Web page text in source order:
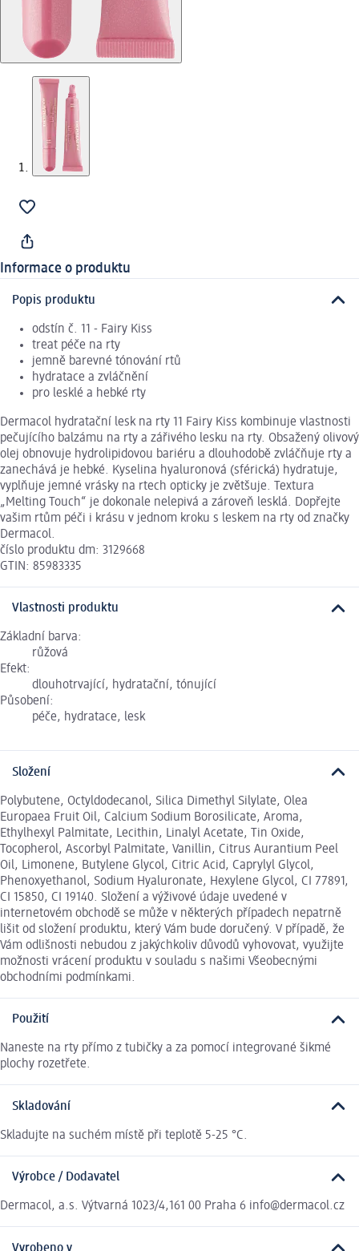
Informace o produktu
Popis produktu
odstín č. 11 - Fairy Kiss
treat péče na rty
jemně barevné tónování rtů
hydratace a zvláčnění
pro lesklé a hebké rty
Dermacol hydratační lesk na rty 11 Fairy Kiss kombinuje vlastnosti
pečujícího balzámu na rty a zářivého lesku na rty. Obsažený olivový
olej obnovuje hydrolipidovou bariéru a dlouhodobě zvláčňuje rty a
zanechává je hebké. Kyselina hyaluronová (sférická) hydratuje,
vyplňuje jemné vrásky na rtech opticky je zvětšuje. Textura
„Melting Touch“ je dokonale nelepivá a zároveň lesklá. Dopřejte
vašim rtům péči i krásu v jednom kroku s leskem na rty od značky
Dermacol.
číslo produktu dm: 3129668
GTIN: 85983335
Vlastnosti produktu
Základní barva:
růžová
Efekt:
dlouhotrvající, hydratační, tónující
Působení:
péče, hydratace, lesk
Složení
Polybutene, Octyldodecanol, Silica Dimethyl Silylate, Olea
Europaea Fruit Oil, Calcium Sodium Borosilicate, Aroma,
Ethylhexyl Palmitate, Lecithin, Linalyl Acetate, Tin Oxide,
Tocopherol, Ascorbyl Palmitate, Vanillin, Citrus Aurantium Peel
Oil, Limonene, Butylene Glycol, Citric Acid, Caprylyl Glycol,
Phenoxyethanol, Sodium Hyaluronate, Hexylene Glycol, CI 77891,
CI 15850, CI 19140. Složení a výživové údaje uvedené v
internetovém obchodě se může v některých případech nepatrně
lišit od složení produktu, který Vám bude doručený. V případě, že
Vám odlišnosti nebudou z jakýchkoliv důvodů vyhovovat, využijte
možnosti vrácení produktu v souladu s našimi Všeobecnými
obchodními podmínkami.
Použití
Naneste na rty přímo z tubičky a za pomocí integrované šikmé
plochy rozetřete.
Skladování
Skladujte na suchém místě při teplotě 5-25 °C.
Výrobce / Dodavatel
Dermacol, a.s. Výtvarná 1023/4,161 00 Praha 6 info@dermacol.cz
Vyrobeno v